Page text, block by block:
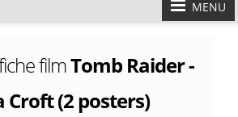
MENU
filmTomb Raider -
Croft (2 posters)